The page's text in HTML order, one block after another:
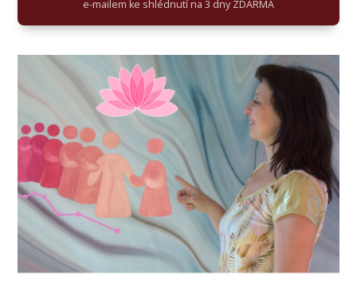
e-mailem ke shlédnutí na 3 dny ZDARMA